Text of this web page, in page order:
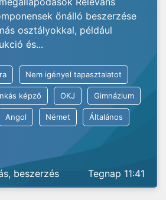
önálló beszerzése
osztályokkal, például
és...
Nem igényel tapasztalatot
képző OKJ Gimnázium
Angol Német Általános
beszerzés Tegnap 11:41